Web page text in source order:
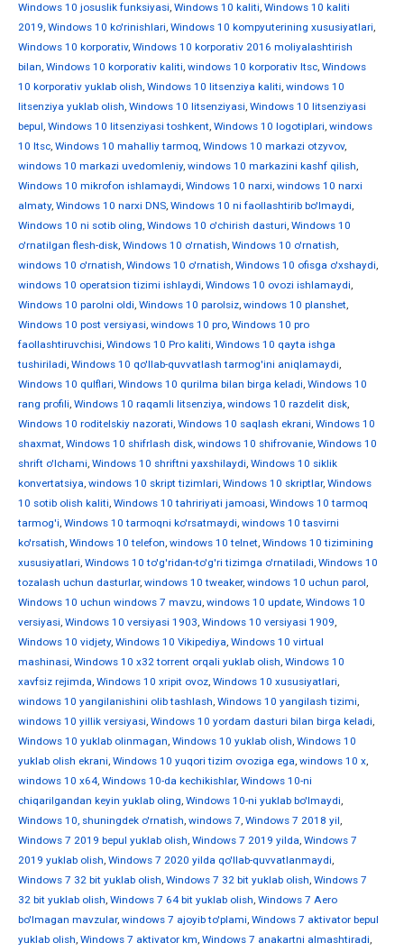
Windows 10 josuslik funksiyasi, Windows 10 kaliti, Windows 10 kaliti
2019, Windows 10 ko'rinishlari, Windows 10 kompyuterining xususiyatlari,
Windows 10 korporativ, Windows 10 korporativ 2016 moliyalashtirish
bilan, Windows 10 korporativ kaliti, windows 10 korporativ ltsc, Windows
10 korporativ yuklab olish, Windows 10 litsenziya kaliti, windows 10
litsenziya yuklab olish, Windows 10 litsenziyasi, Windows 10 litsenziyasi
bepul, Windows 10 litsenziyasi toshkent, Windows 10 logotiplari, windows
10 ltsc, Windows 10 mahalliy tarmoq, Windows 10 markazi otzyvov,
windows 10 markazi uvedomleniy, windows 10 markazini kashf qilish,
Windows 10 mikrofon ishlamaydi, Windows 10 narxi, windows 10 narxi
almaty, Windows 10 narxi DNS, Windows 10 ni faollashtirib bo'lmaydi,
Windows 10 ni sotib oling, Windows 10 o'chirish dasturi, Windows 10
o'rnatilgan flesh-disk, Windows 10 o'rnatish, Windows 10 o'rnatish,
windows 10 o'rnatish, Windows 10 o'rnatish, Windows 10 ofisga o'xshaydi,
windows 10 operatsion tizimi ishlaydi, Windows 10 ovozi ishlamaydi,
Windows 10 parolni oldi, Windows 10 parolsiz, windows 10 planshet,
Windows 10 post versiyasi, windows 10 pro, Windows 10 pro
faollashtiruvchisi, Windows 10 Pro kaliti, Windows 10 qayta ishga
tushiriladi, Windows 10 qo'llab-quvvatlash tarmog'ini aniqlamaydi,
Windows 10 qulflari, Windows 10 qurilma bilan birga keladi, Windows 10
rang profili, Windows 10 raqamli litsenziya, windows 10 razdelit disk,
Windows 10 roditelskiy nazorati, Windows 10 saqlash ekrani, Windows 10
shaxmat, Windows 10 shifrlash disk, windows 10 shifrovanie, Windows 10
shrift o'lchami, Windows 10 shriftni yaxshilaydi, Windows 10 siklik
konvertatsiya, windows 10 skript tizimlari, Windows 10 skriptlar, Windows
10 sotib olish kaliti, Windows 10 tahririyati jamoasi, Windows 10 tarmoq
tarmog'i, Windows 10 tarmoqni ko'rsatmaydi, windows 10 tasvirni
ko'rsatish, Windows 10 telefon, windows 10 telnet, Windows 10 tizimining
xususiyatlari, Windows 10 to'g'ridan-to'g'ri tizimga o'rnatiladi, Windows 10
tozalash uchun dasturlar, windows 10 tweaker, windows 10 uchun parol,
Windows 10 uchun windows 7 mavzu, windows 10 update, Windows 10
versiyasi, Windows 10 versiyasi 1903, Windows 10 versiyasi 1909,
Windows 10 vidjety, Windows 10 Vikipediya, Windows 10 virtual
mashinasi, Windows 10 x32 torrent orqali yuklab olish, Windows 10
xavfsiz rejimda, Windows 10 xripit ovoz, Windows 10 xususiyatlari,
windows 10 yangilanishini olib tashlash, Windows 10 yangilash tizimi,
windows 10 yillik versiyasi, Windows 10 yordam dasturi bilan birga keladi,
Windows 10 yuklab olinmagan, Windows 10 yuklab olish, Windows 10
yuklab olish ekrani, Windows 10 yuqori tizim ovoziga ega, windows 10 х,
windows 10 х64, Windows 10-da kechikishlar, Windows 10-ni
chiqarilgandan keyin yuklab oling, Windows 10-ni yuklab bo'lmaydi,
Windows 10, shuningdek o'rnatish, windows 7, Windows 7 2018 yil,
Windows 7 2019 bepul yuklab olish, Windows 7 2019 yilda, Windows 7
2019 yuklab olish, Windows 7 2020 yilda qo'llab-quvvatlanmaydi,
Windows 7 32 bit yuklab olish, Windows 7 32 bit yuklab olish, Windows 7
32 bit yuklab olish, Windows 7 64 bit yuklab olish, Windows 7 Aero
bo'lmagan mavzular, windows 7 ajoyib to'plami, Windows 7 aktivator bepul
yuklab olish, Windows 7 aktivator km, Windows 7 anakartni almashtiradi,